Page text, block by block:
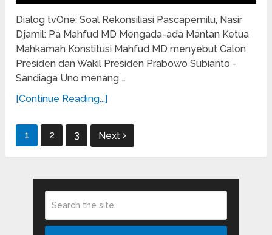
Dialog tvOne: Soal Rekonsiliasi Pascapemilu, Nasir
Djamil: Pa Mahfud MD Mengada-ada Mantan Ketua
Mahkamah Konstitusi Mahfud MD menyebut Calon
Presiden dan Wakil Presiden Prabowo Subianto -
Sandiaga Uno menang …
[Continue Reading...]
Posts
1 2 3 Next